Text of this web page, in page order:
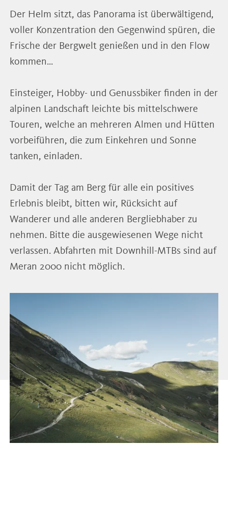
Der Helm sitzt, das Panorama ist überwältigend,
voller Konzentration den Gegenwind spüren, die
Frische der Bergwelt genießen und in den Flow
kommen…
Einsteiger, Hobby- und Genussbiker finden in der
alpinen Landschaft leichte bis mittelschwere
Touren, welche an mehreren Almen und Hütten
vorbeiführen, die zum Einkehren und Sonne
tanken, einladen.
Damit der Tag am Berg für alle ein positives
Erlebnis bleibt, bitten wir, Rücksicht auf
Wanderer und alle anderen Bergliebhaber zu
nehmen. Bitte die ausgewiesenen Wege nicht
verlassen. Abfahrten mit Downhill-MTBs sind auf
Meran 2000 nicht möglich.